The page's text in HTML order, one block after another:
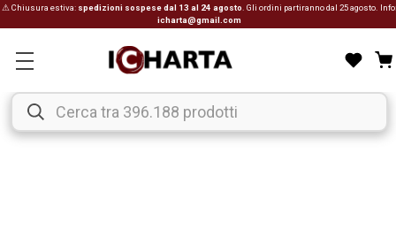
⚠ Chiusura estiva: spedizioni sospese dal 13 al 24 agosto . Gli ordini partiranno dal 25 agosto. Info:
icharta@gmail.com